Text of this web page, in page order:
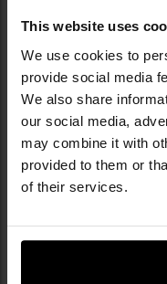
This website uses
We use cookies to
provide social media
We also share
our social media,
may combine it with
provided to them or
of their services.
Модель підтримує
додані до набору,
призначені для
Користувач може
роботи.
підвищує